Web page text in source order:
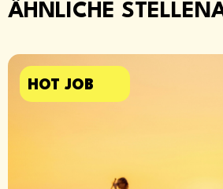
ÄHNLICHE
HOT JOB